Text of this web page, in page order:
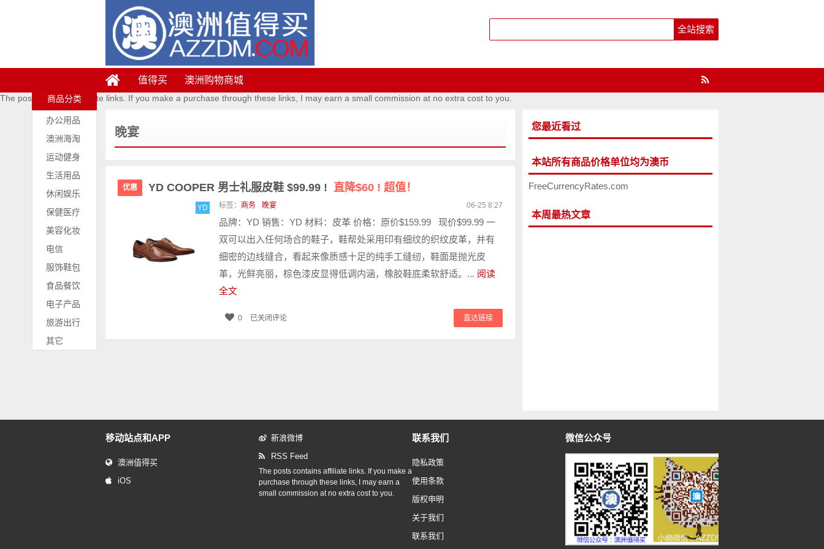
值得买 澳洲购物商城
The posts contains affiliate links. If you make a purchase through these links, I may earn a small commission at no extra cost to you.
商品分类
办公用品
澳洲海淘
运动健身
生活用品
休闲娱乐
保健医疗
美容化妆
电信
服饰鞋包
食品餐饮
电子产品
旅游出行
其它
晚宴
优惠 YD COOPER 男士礼服皮鞋 $99.99 ! 直降$60 ! 超值！
YD 标签： 商务 晚宴 06-25 8:27
品牌：YD 销售：YD 材料：皮革 价格：原价$159.99 现价$99.99 一
双可以出入任何场合的鞋子，鞋帮处采用印有细纹的织纹皮革，并有
细密的边线缝合，看起来像质感十足的纯手工缝纫，鞋面是抛光皮
革，光鲜亮丽，棕色漆皮显得低调内涵，橡胶鞋底柔软舒适。... 阅读
全文
直达链接
0 已关闭评论
您最近看过
本站所有商品价格单位均为澳币
FreeCurrencyRates.com
本周最热文章
移动站点和APP
澳洲值得买
iOS
新浪微博
RSS Feed
The posts contains affiliate links. If you make a
purchase through these links, I may earn a
small commission at no extra cost to you.
联系我们
隐私政策
使用条款
版权申明
关于我们
联系我们
微信公众号